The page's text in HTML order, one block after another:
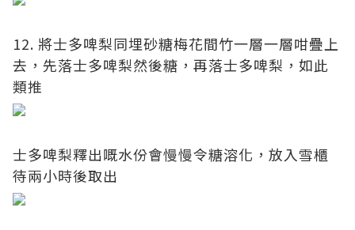
12. 將士多啤梨同埋砂糖梅花間竹一層一層咁疊上
去，先落士多啤梨然後糖，再落士多啤梨，如此
類推
士多啤梨釋出嘅水份會慢慢令糖溶化，放入雪櫃
待兩小時後取出